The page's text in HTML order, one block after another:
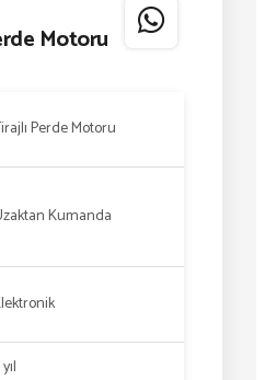
Motoru
Perde Motoru
Kumanda